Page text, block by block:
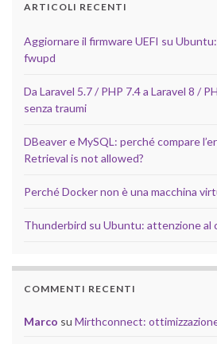
ARTICOLI RECENTI
Aggiornare il firmware UEFI su
fwupd
Da Laravel 5.7 / PHP 7.4 a Laravel 8 /
senza traumi
DBeaver e MySQL: perché compare
Retrieval is not allowed?
Perché Docker non è una macchina
Thunderbird su Ubuntu: attenzione al
COMMENTI RECENTI
Marco su Mirthconnect: